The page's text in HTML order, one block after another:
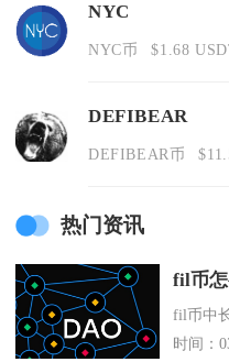
NYC
NYC币 $1.68
DEFIBEAR
DEFIBEAR币
热门资讯
fil币
时间：